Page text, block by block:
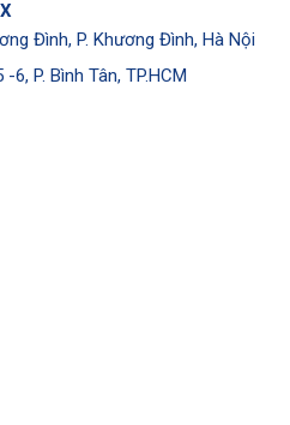
Đình, P. Khương Đình, Hà Nội
P. Bình Tân, TP.HCM